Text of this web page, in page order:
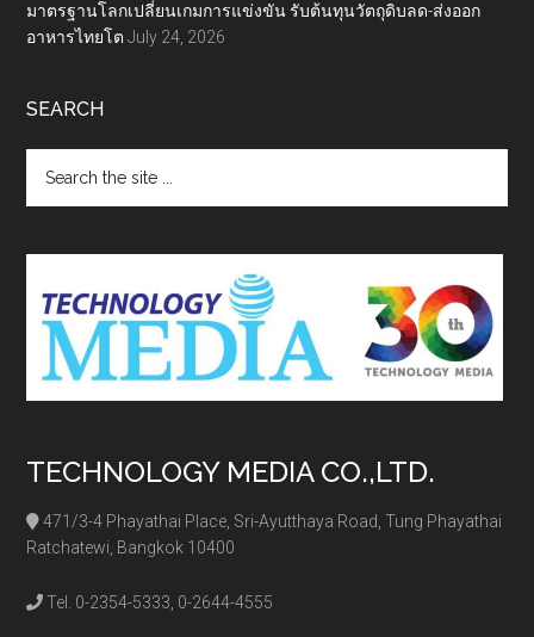
มาตรฐานโลกเปลี่ยนเกมการแข่งขัน รับต้นทุนวัตถุดิบลด-ส่งออก
อาหารไทยโต July 24, 2026
SEARCH
the
TECHNOLOGY MEDIA CO.,LTD.
471/3-4 Phayathai Place, Sri-Ayutthaya Road, Tung Phayathai
Ratchatewi, Bangkok 10400
Tel. 0-2354-5333, 0-2644-4555